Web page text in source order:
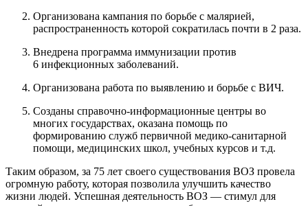
Организована кампания по борьбе с малярией,
распространенность которой сократилась почти в 2 раза.
Внедрена программа иммунизации против
6 инфекционных заболеваний.
Организована работа по выявлению и борьбе с ВИЧ.
Созданы справочно-информационные центры во
многих государствах, оказана помощь по
формированию служб первичной медико-санитарной
помощи, медицинских школ, учебных курсов и т.д.
Таким образом, за 75 лет своего существования ВОЗ провела
огромную работу, которая позволила улучшить качество
жизни людей. Успешная деятельность ВОЗ — стимул для